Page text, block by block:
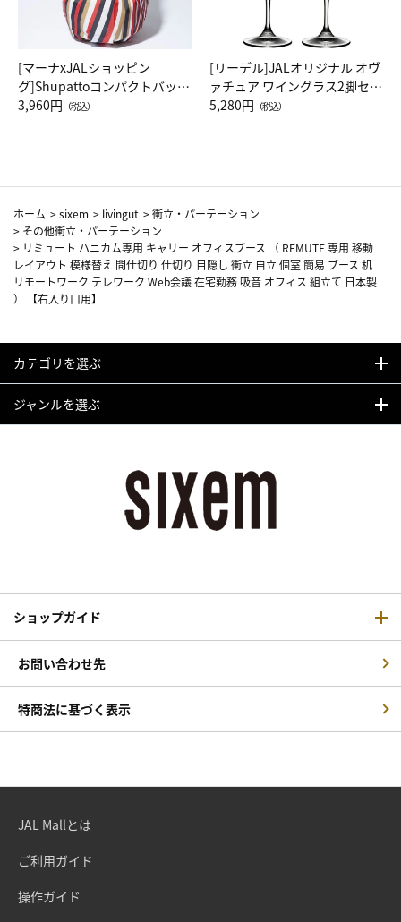
[マーナxJALショッピン
グ]Shupattoコンパクトバッグ
Drop JAL客室乗務員（LC）ス
3,960円 （税込）
[リーデル]JALオリジナル オヴ
ァチュア ワイングラス2脚セッ
ト（レッドワイン）
5,280円 （税込）
ホーム >sixem > livingut >衝立・パーテーション
> その他衝立・パーテーション
> リミュート ハニカム専用 キャリー オフィスブース （ REMUTE 専用 移動
レイアウト 模様替え 間仕切り 仕切り 目隠し 衝立 自立 個室 簡易 ブース 机
リモートワーク テレワーク Web会議 在宅勤務 吸音 オフィス 組立て 日本製
） 【右入り口用】
カテゴリを選ぶ
ジャンルを選ぶ
ショップガイド
お問い合わせ先
特商法に基づく表示
JAL Mallとは
ご利用ガイド
操作ガイド